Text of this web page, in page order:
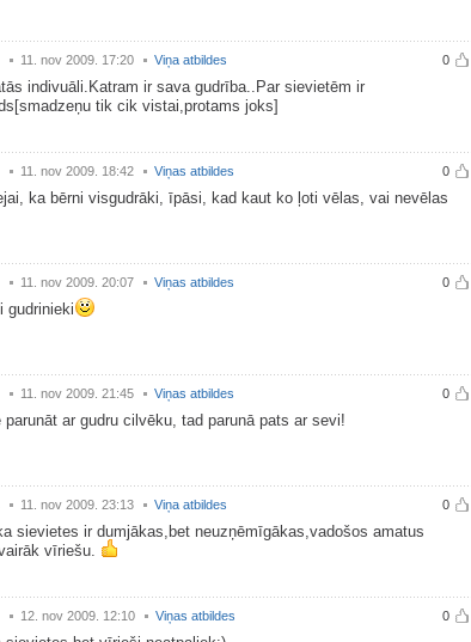
0
11. nov 2009. 17:20 Viņa atbildes
indivuāli.Katram ir sava gudrība..Par sievietēm ir
tik cik vistai,protams joks]
0
11. nov 2009. 18:42 Viņas atbildes
ka bērni visgudrāki, īpāsi, kad kaut ko ļoti vēlas, vai nevēlas
0
11. nov 2009. 20:07 Viņas atbildes
gudrinieki
0
11. nov 2009. 21:45 Viņas atbildes
ar gudru cilvēku, tad parunā pats ar sevi!
0
11. nov 2009. 23:13 Viņa atbildes
sievietes ir dumjākas,bet neuzņēmīgākas,vadošos amatus
vīriešu.
0
12. nov 2009. 12:10 Viņas atbildes